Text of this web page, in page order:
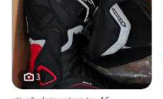
3